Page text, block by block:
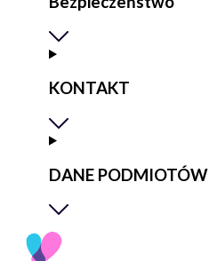
KONTAKT
DANE PODMIOTÓW